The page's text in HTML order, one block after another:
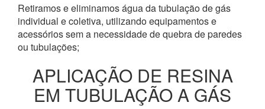
Retiramos e eliminamos água da tubulação de gás
individual e coletiva, utilizando equipamentos e
acessórios sem a necessidade de quebra de paredes
ou tubulações;
APLICAÇÃO DE RESINA
EM TUBULAÇÃO A GÁS